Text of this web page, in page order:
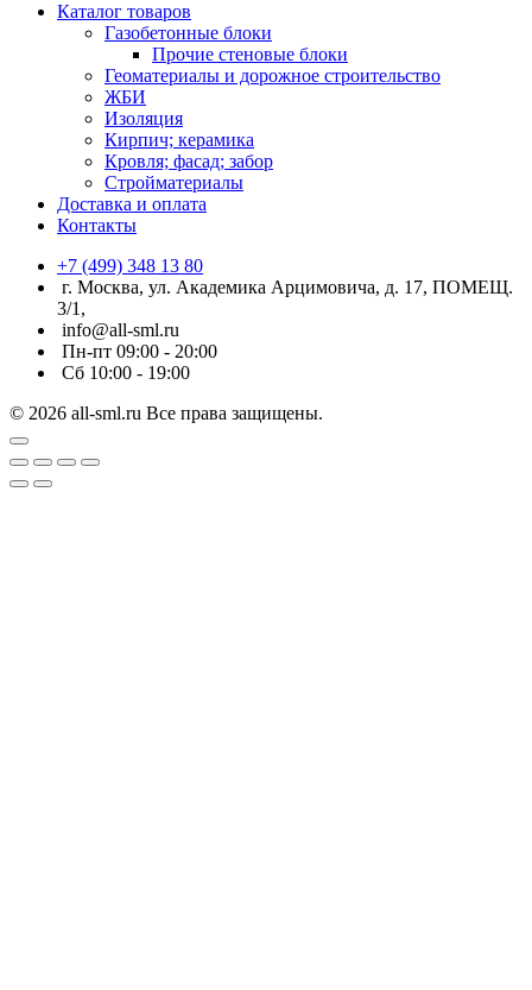
Каталог товаров
Газобетонные блоки
Прочие стеновые блоки
Геоматериалы и дорожное строительство
ЖБИ
Изоляция
Кирпич; керамика
Кровля; фасад; забор
Стройматериалы
Доставка и оплата
Контакты
+7 (499) 348 13 80
г. Москва, ул. Академика Арцимовича, д. 17, ПОМЕЩ.
3/1,
info@all-sml.ru
Пн-пт 09:00 - 20:00
Сб 10:00 - 19:00
© 2026 all-sml.ru Все права защищены.